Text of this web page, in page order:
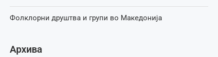
Фолклорни друштва и групи во Македонија
Архива